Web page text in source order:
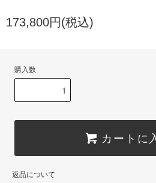
173,800円(税込)
購入数
カートに
返品について